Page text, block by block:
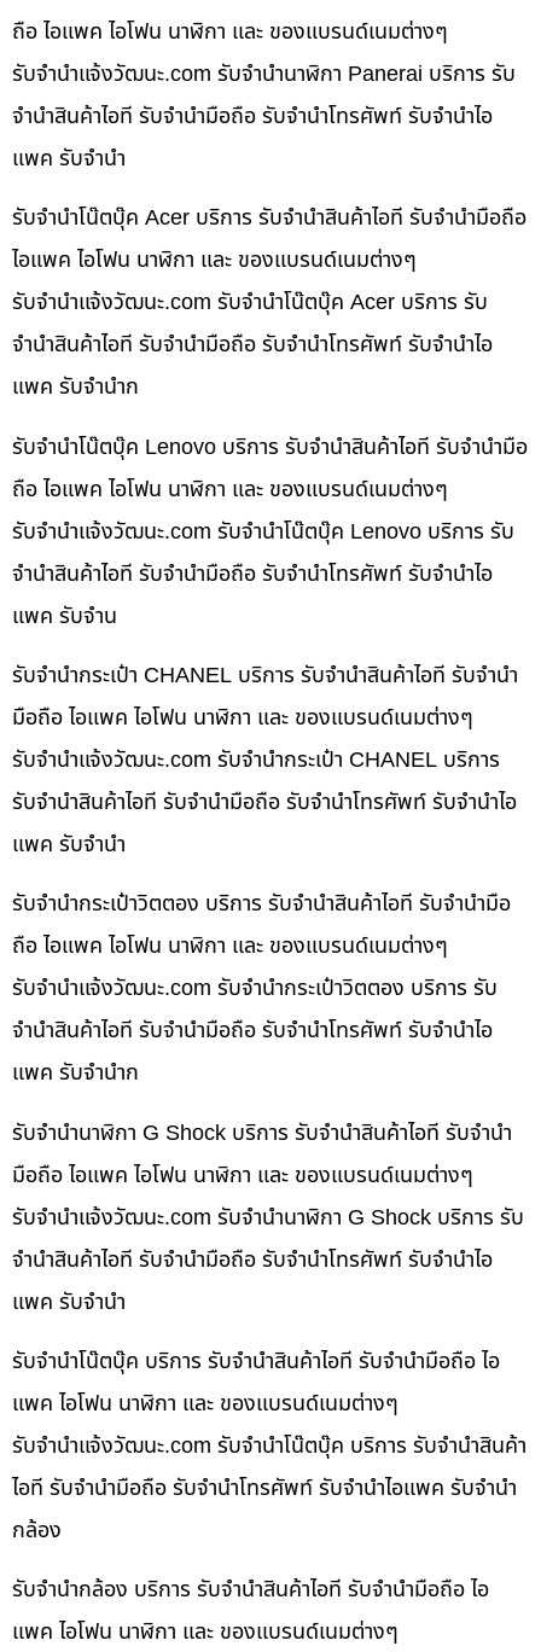
ถือ ไอแพค ไอโฟน นาฬิกา และ ของแบรนด์เนมต่างๆ
รับจํานําแจ้งวัฒนะ.com รับจำนำนาฬิกา Panerai บริการ รับ
จำนำสินค้าไอที รับจำนำมือถือ รับจำนำโทรศัพท์ รับจำนำไอ
แพค รับจำนำ
รับจำนำโน๊ตบุ๊ค Acer บริการ รับจำนำสินค้าไอที รับจำนำมือถือ
ไอแพค ไอโฟน นาฬิกา และ ของแบรนด์เนมต่างๆ
รับจํานําแจ้งวัฒนะ.com รับจำนำโน๊ตบุ๊ค Acer บริการ รับ
จำนำสินค้าไอที รับจำนำมือถือ รับจำนำโทรศัพท์ รับจำนำไอ
แพค รับจำนำก
รับจำนำโน๊ตบุ๊ค Lenovo บริการ รับจำนำสินค้าไอที รับจำนำมือ
ถือ ไอแพค ไอโฟน นาฬิกา และ ของแบรนด์เนมต่างๆ
รับจํานําแจ้งวัฒนะ.com รับจำนำโน๊ตบุ๊ค Lenovo บริการ รับ
จำนำสินค้าไอที รับจำนำมือถือ รับจำนำโทรศัพท์ รับจำนำไอ
แพค รับจำน
รับจำนำกระเป๋า CHANEL บริการ รับจำนำสินค้าไอที รับจำนำ
มือถือ ไอแพค ไอโฟน นาฬิกา และ ของแบรนด์เนมต่างๆ
รับจํานําแจ้งวัฒนะ.com รับจำนำกระเป๋า CHANEL บริการ
รับจำนำสินค้าไอที รับจำนำมือถือ รับจำนำโทรศัพท์ รับจำนำไอ
แพค รับจำนำ
รับจำนำกระเป๋าวิตตอง บริการ รับจำนำสินค้าไอที รับจำนำมือ
ถือ ไอแพค ไอโฟน นาฬิกา และ ของแบรนด์เนมต่างๆ
รับจํานําแจ้งวัฒนะ.com รับจำนำกระเป๋าวิตตอง บริการ รับ
จำนำสินค้าไอที รับจำนำมือถือ รับจำนำโทรศัพท์ รับจำนำไอ
แพค รับจำนำก
รับจำนำนาฬิกา G Shock บริการ รับจำนำสินค้าไอที รับจำนำ
มือถือ ไอแพค ไอโฟน นาฬิกา และ ของแบรนด์เนมต่างๆ
รับจํานําแจ้งวัฒนะ.com รับจำนำนาฬิกา G Shock บริการ รับ
จำนำสินค้าไอที รับจำนำมือถือ รับจำนำโทรศัพท์ รับจำนำไอ
แพค รับจำนำ
รับจำนำโน๊ตบุ๊ค บริการ รับจำนำสินค้าไอที รับจำนำมือถือ ไอ
แพค ไอโฟน นาฬิกา และ ของแบรนด์เนมต่างๆ
รับจํานําแจ้งวัฒนะ.com รับจำนำโน๊ตบุ๊ค บริการ รับจำนำสินค้า
ไอที รับจำนำมือถือ รับจำนำโทรศัพท์ รับจำนำไอแพค รับจำนำ
กล้อง
รับจำนำกล้อง บริการ รับจำนำสินค้าไอที รับจำนำมือถือ ไอ
แพค ไอโฟน นาฬิกา และ ของแบรนด์เนมต่างๆ